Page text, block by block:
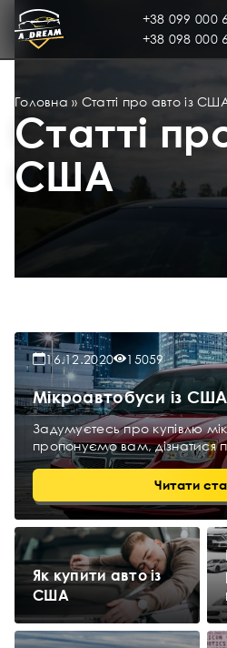
+38 099 000
+38 098 000
Головна » Статті про авто із
Статті
США
16.12.2020 15059
Мікроавтобуси із США
Задумуєтесь про купівлю
пропонуємо вам, дізнатися
моделі американських авто
та характеристики.Читати
Як купити авто із
США